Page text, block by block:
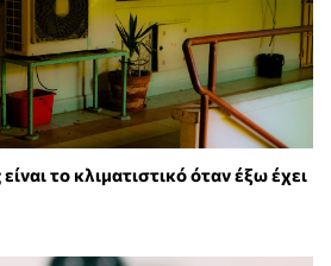
το κλιματιστικό όταν έξω έχει